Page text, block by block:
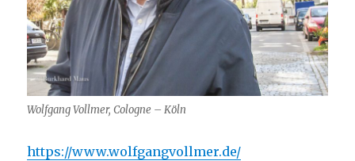
Wolfgang Vollmer, Cologne – Köln
https://www.wolfgangvollmer.de/